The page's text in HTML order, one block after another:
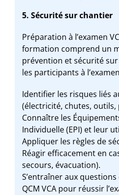
5. Sécurité sur chantier
Préparation à l’examen
formation comprend un
prévention et sécurité
les participants à
Identifier les risques liés
(électricité, chutes,
Connaître les
Individuelle (EPI) et leur
Appliquer les règles de
Réagir efficacement en
secours, évacuation).
S’entraîner aux
QCM VCA pour réussir